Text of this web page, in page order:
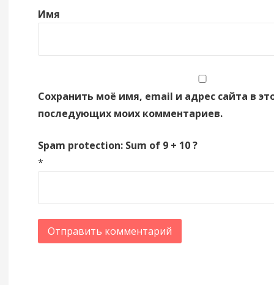
Имя
Сохранить моё имя, email и адрес сайта в
последующих моих комментариев.
Spam protection: Sum of 9 + 10 ?
*